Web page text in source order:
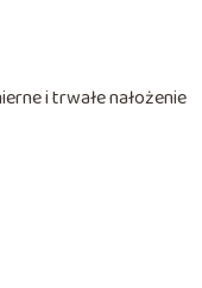
i trwałe nałożenie